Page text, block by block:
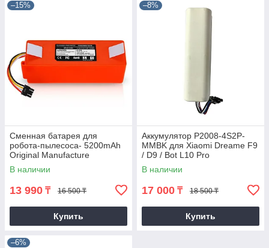
–15%
Сменная батарея для
робота-пылесоса- 5200mAh
Original Manufacture
Roborock (люкс копия, 30
дней гарантия)
В наличии
13 990 ₸ 16 500 ₸
Купить
–8%
Аккумулятор P2008-4S2P-
MMBK для Xiaomi Dreame F9
/ D9 / Bot L10 Pro
В наличии
17 000 ₸ 18 500 ₸
Купить
–6%